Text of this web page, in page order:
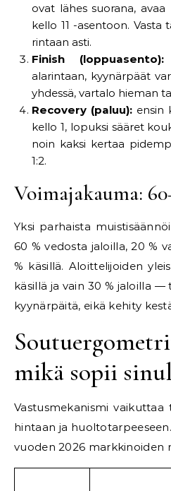
ovat lähes suorana,
kello 11 -asentoon. Vasta
rintaan asti.
Finish (loppuasento):
alarintaan, kyynärpäät
yhdessä, vartalo hieman
Recovery (paluu):ensin
kello 1, lopuksi sääret
noin kaksi kertaa
1:2.
Voimajakauma:
Yksi parhaista
60 % vedosta jaloilla, 20 %
% käsillä. Aloittelijoiden
käsillä ja vain 30 % jaloilla
kyynärpäitä, eikä kehity
mikä sopii
Vastusmekanismi
hintaan ja
vuoden 2026 markkinoiden